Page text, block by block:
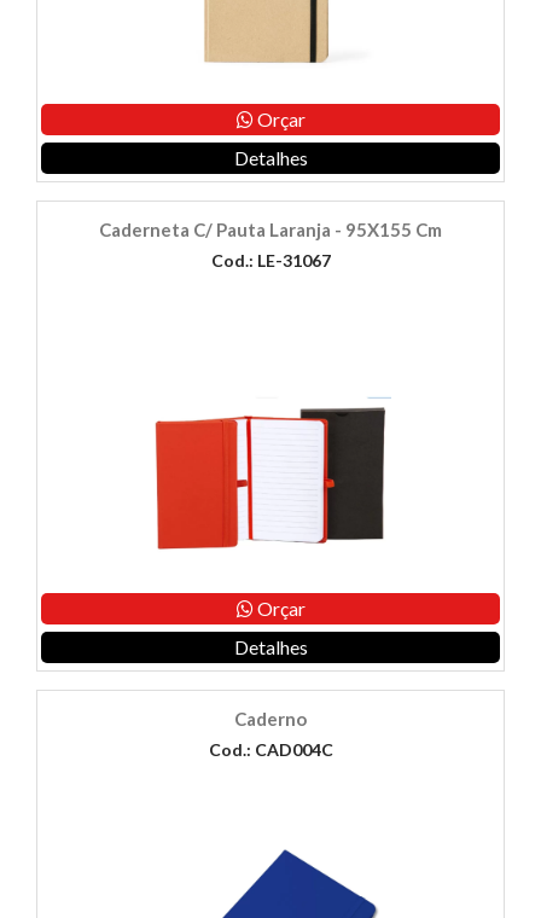
Orçar
Detalhes
Caderneta C/ Pauta Laranja - 95X155 Cm
Cod.: LE-31067
Orçar
Detalhes
Caderno
Cod.: CAD004C